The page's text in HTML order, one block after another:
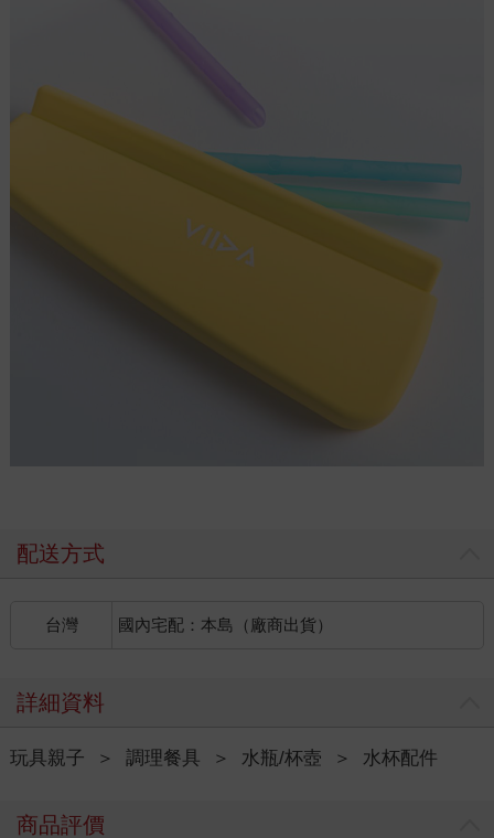
配送方式
台灣 國內宅配：本島（廠商出貨）
詳細資料
玩具親子 ＞ 調理餐具 ＞ 水瓶/杯壺 ＞ 水杯配件
商品評價